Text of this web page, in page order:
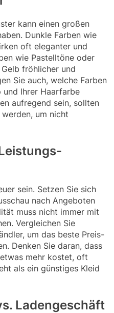
kann einen großen
Dunkle Farben wie
oft eleganter und
wie Pastelltöne oder
fröhlicher und
Sie auch, welche Farben
Ihrer Haarfarbe
aufregend sein, sollten
um nicht
sein. Setzen Sie sich
nach Angeboten
muss nicht immer mit
Vergleichen Sie
um das beste Preis-
Denken Sie daran, dass
mehr kostet, oft
als ein günstiges Kleid
Ladengeschäft